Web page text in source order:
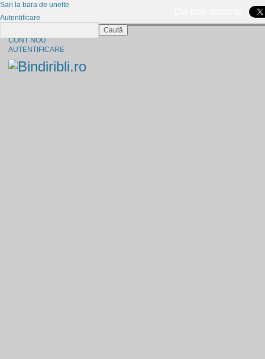
CONT NOU
AUTENTIFICARE
Sari la bara de unelte
Autentificare
Caută